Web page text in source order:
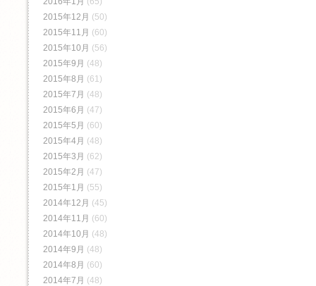
2015年12月 (50)
2015年11月 (60)
2015年10月 (56)
2015年9月 (48)
2015年8月 (61)
2015年7月 (48)
2015年6月 (47)
2015年5月 (60)
2015年4月 (48)
2015年3月 (62)
2015年2月 (47)
2015年1月 (55)
2014年12月 (45)
2014年11月 (60)
2014年10月 (48)
2014年9月 (48)
2014年8月 (60)
2014年7月 (48)